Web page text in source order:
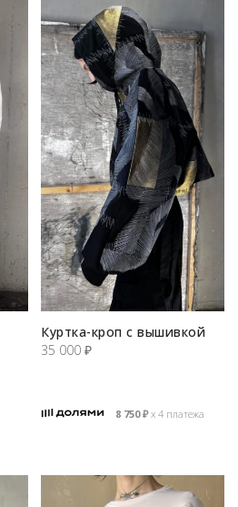
Куртка-кроп с вышивкой
35 000 ₽
8 750₽х 4 платежа